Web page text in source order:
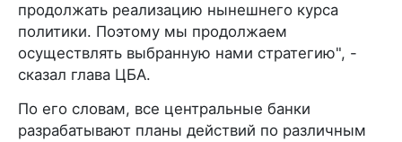
продолжать реализацию нынешнего курса
политики. Поэтому мы продолжаем
осуществлять выбранную нами стратегию", -
сказал глава ЦБА.
По его словам, все центральные банки
разрабатывают планы действий по различным